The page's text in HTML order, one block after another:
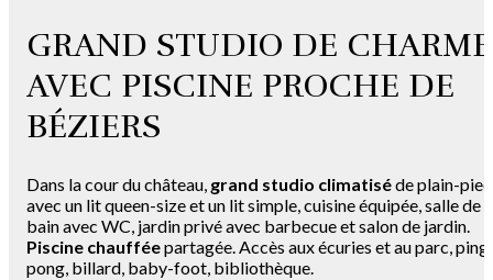
GRAND STUDIO DE CHARME
AVEC PISCINE PROCHE DE
BÉZIERS
Dans la cour du château, grand studio climatiséde plain-
avec un lit queen-size et un lit simple, cuisine équipée, salle de
bain avec WC, jardin privé avec barbecue et salon de jardin.
Piscine chaufféepartagée. Accès aux écuries et au parc,
pong, billard, baby-foot, bibliothèque.